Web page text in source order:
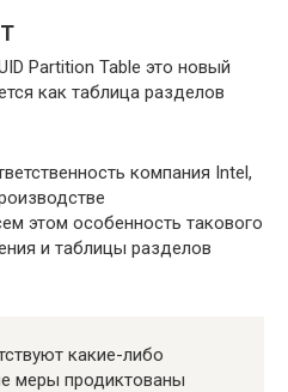
Partition Table это новый
как таблица разделов
компания Intel,
этом особенность такового
и таблицы разделов
какие-либо
меры продиктованы